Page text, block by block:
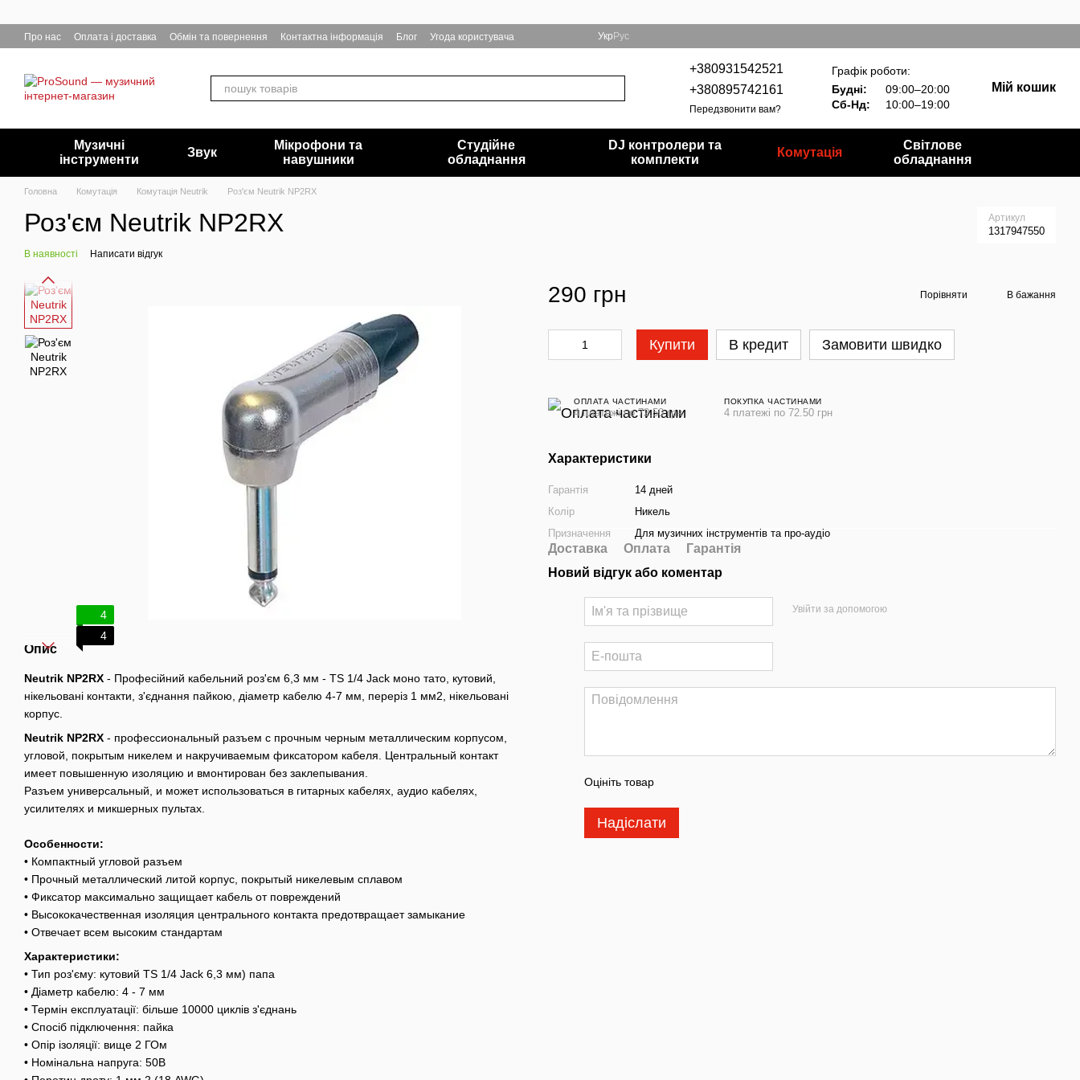
Про нас Оплата і доставка Обмін та повернення Контактна інформація Блог Угода користувача Укр Рус
+380931542521
+380895742161
Передзвонити вам?
Графік роботи:
Будні:
09:00–20:00
Сб-Нд:
10:00–19:00
Мій кошик
Музичні
інструменти
Звук
Мікрофони та
навушники
Студійне
обладнання
DJ контролери та
комплекти
Комутація
Світлове
обладнання
Головна Комутація Комутація Neutrik Роз'єм Neutrik NP2RX
Роз'єм Neutrik NP2RX Артикул
1317947550
В наявності Написати відгук
4
4
Опис
Neutrik NP2RX - Професійний кабельний роз'єм 6,3 мм - TS 1/4 Jack моно тато, кутовий,
нікельовані контакти, з'єднання пайкою, діаметр кабелю 4-7 мм, переріз 1 мм2, нікельовані
корпус.
Neutrik NP2RX - профессиональный разъем с прочным черным металлическим корпусом,
угловой, покрытым никелем и накручиваемым фиксатором кабеля. Центральный контакт
имеет повышенную изоляцию и вмонтирован без заклепывания.
Разъем универсальный, и может использоваться в гитарных кабелях, аудио кабелях,
усилителях и микшерных пультах.
Особенности:
• Компактный угловой разъем
• Прочный металлический литой корпус, покрытый никелевым сплавом
• Фиксатор максимально защищает кабель от повреждений
• Высококачественная изоляция центрального контакта предотвращает замыкание
• Отвечает всем высоким стандартам
Характеристики:
• Тип роз'єму: кутовий TS 1/4 Jack 6,3 мм) папа
• Діаметр кабелю: 4 - 7 мм
• Термін експлуатації: більше 10000 циклів з'єднань
• Спосіб підключення: пайка
• Опір ізоляції: вище 2 ГОм
• Номінальна напруга: 50В
290 грн Порівняти В бажання
Купити В кредит Замовити швидко
ОПЛАТА ЧАСТИНАМИ
4 платежі по 72.50 грн
ПОКУПКА ЧАСТИНАМИ
4 платежі по 72.50 грн
Характеристики
Гарантія
14 дней
Колір
Никель
Призначення
Для музичних інструментів та про-аудіо
Доставка Оплата
Гарантія
Новий відгук або коментар
Увійти за допомогою
Оцініть товар
Надіслати